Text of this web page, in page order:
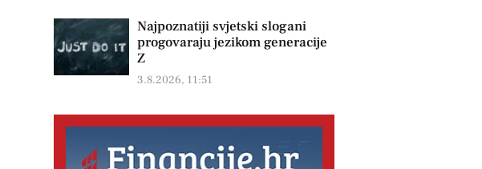
Najpoznatiji svjetski slogani
progovaraju jezikom generacije
Z
3.8.2026, 11:51